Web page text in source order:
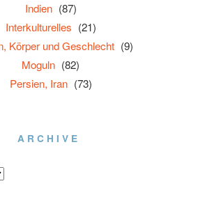
Indien (87)
Interkulturelles (21)
Körper und Geschlecht (9)
Moguln (82)
Persien, Iran (73)
ARCHIVE